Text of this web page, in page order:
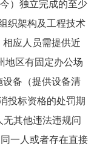
）独立完成的至少
织架构及工程技术
应人员需提供近
地区有固定办公场
备（提供设备清
投标资格的处罚期
其他违法违规问
一人或者存在直接